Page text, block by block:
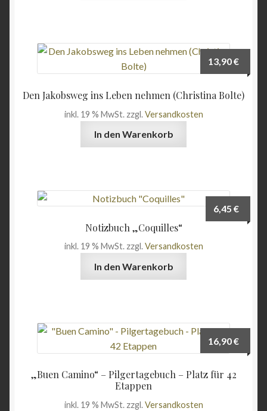
Den Jakobsweg ins Leben nehmen (Christina Bolte)
13,90€
inkl. 19 % MwSt. zzgl.Versandkosten
In den Warenkorb
Notizbuch „Coquilles“
6,45€
inkl. 19 % MwSt. zzgl.Versandkosten
In den Warenkorb
„Buen Camino“ – Pilgertagebuch – Platz für 42
Etappen
16,90€
inkl. 19 % MwSt. zzgl.Versandkosten